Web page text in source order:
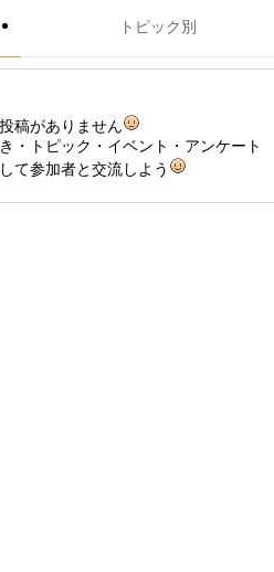
トピック別
稿がありません
・トピック・イベント・アンケート
て参加者と交流しよう